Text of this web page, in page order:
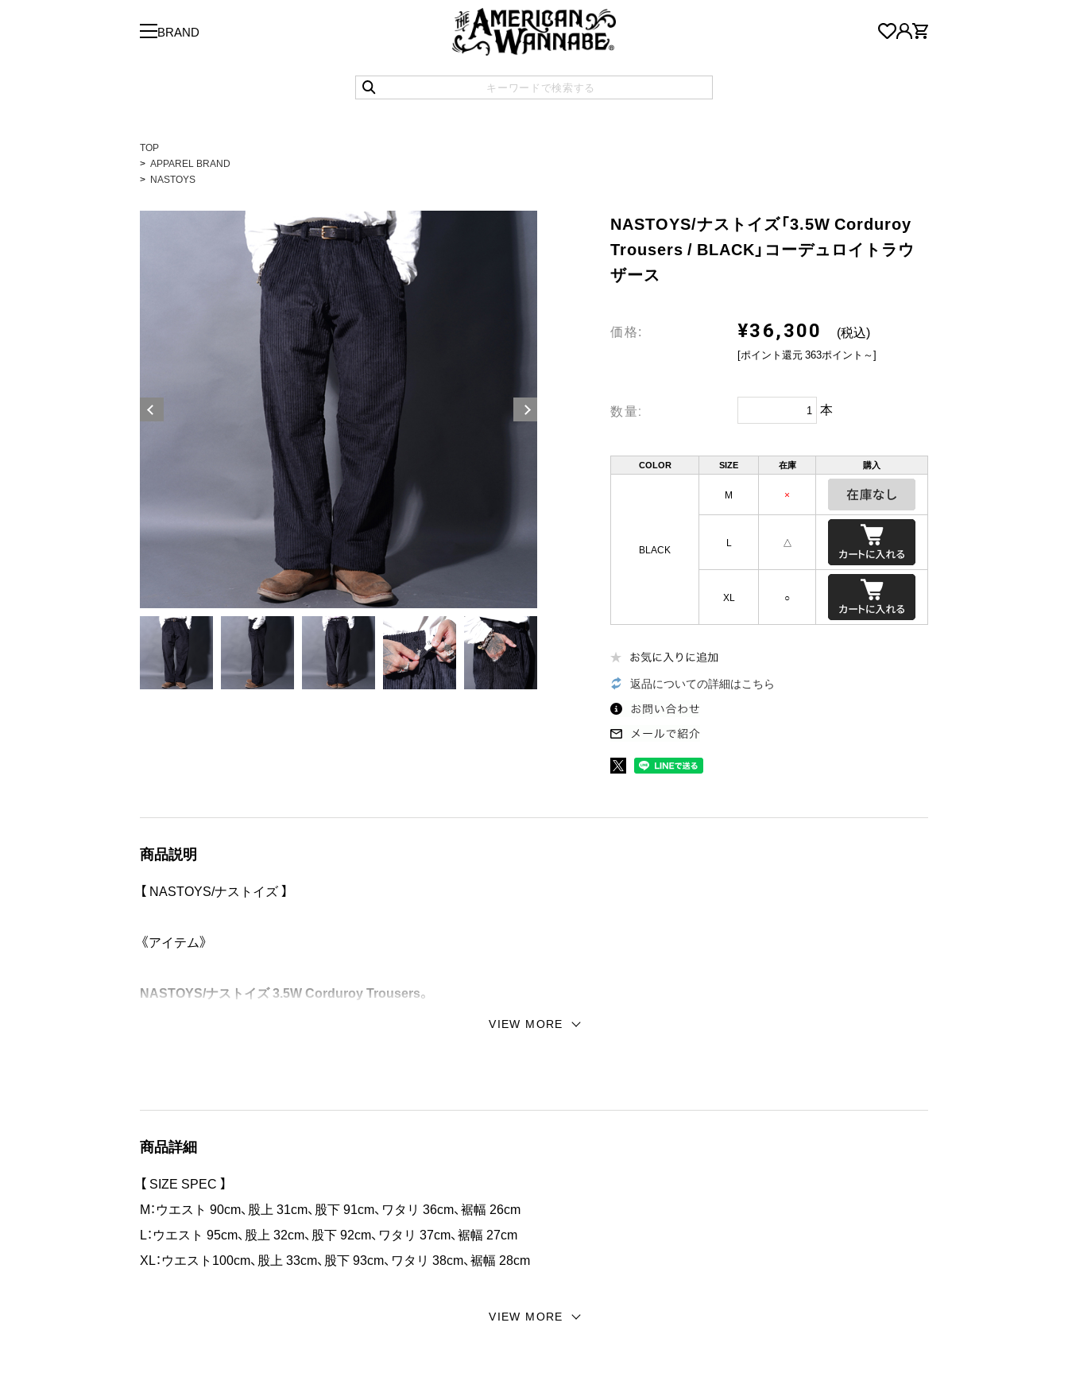
BRAND
TOP
APPAREL BRAND
NASTOYS
NASTOYS/ナストイズ「3.5W Corduroy
Trousers / BLACK」コーデュロイトラウ
ザース
価格: ¥36,300 (税込)
[ポイント還元 363ポイント～]
数量: 本
COLOR SIZE 在庫 購入
BLACK
M ×
L △
XL ○
返品についての詳細はこちら
商品説明
【 NASTOYS/ナストイズ 】
《アイテム》
NASTOYS/ナストイズ 3.5W Corduroy Trousers。
コーデュロイ素材は保温性も高く、シンプルながら様々な表情も見せてくれる高品質な生地です。
セットアップでのご着用も楽しんで頂けますので、これからのシーズンにご活用下さい。
VIEW MORE
商品詳細
【 SIZE SPEC 】
M：ウエスト 90cm、股上 31cm、股下 91cm、ワタリ 36cm、裾幅 26cm
L：ウエスト 95cm、股上 32cm、股下 92cm、ワタリ 37cm、裾幅 27cm
XL：ウエスト100cm、股上 33cm、股下 93cm、ワタリ 38cm、裾幅 28cm
VIEW MORE